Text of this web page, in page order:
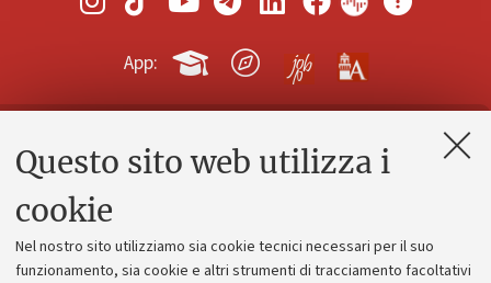
Questo sito web utilizza i
cookie
Nel nostro sito utilizziamo sia cookie tecnici necessari per il suo
funzionamento, sia cookie e altri strumenti di tracciamento facoltativi
App:
Contatti e PEC
Alumni community